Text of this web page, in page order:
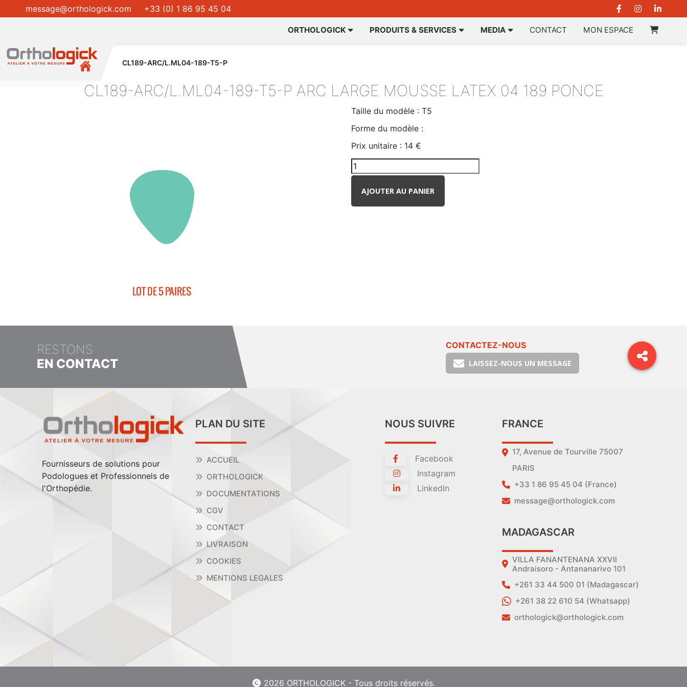
message@orthologick.com +33 (0) 1 86 95 45 04
ORTHOLOGICK PRODUITS & SERVICES MEDIA CONTACT MON ESPACE
CL189-ARC/L.ML04-189-T5-P
CL189-ARC/L.ML04-189-T5-P ARC LARGE MOUSSE LATEX 04 189 PONCE
Taille du modèle : T5
Forme du modèle :
Prix unitaire : 14 €
AJOUTER AU PANIER
RESTONS
EN CONTACT
CONTACTEZ-NOUS
LAISSEZ-NOUS UN MESSAGE
Fournisseurs de solutions pour
Podologues et Professionnels de
l'Orthopédie.
PLAN DU SITE
ACCUEIL
ORTHOLOGICK
DOCUMENTATIONS
CGV
CONTACT
LIVRAISON
COOKIES
MENTIONS LEGALES
NOUS SUIVRE
Facebook
Instagram
LinkedIn
FRANCE
17, Avenue de Tourville 75007
PARIS
+33 1 86 95 45 04 (France)
message@orthologick.com
MADAGASCAR
VILLA FANANTENANA XXVII
Andraisoro - Antananarivo 101
+261 33 44 500 01 (Madagascar)
+261 38 22 610 54 (Whatsapp)
orthologick@orthologick.com
2026 ORTHOLOGICK - Tous droits réservés.